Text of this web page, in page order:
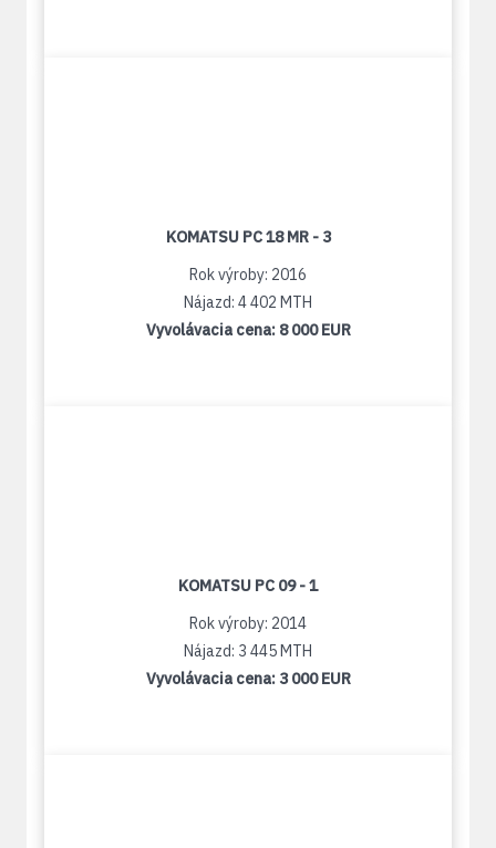
KOMATSU PC 18 MR - 3
Rok výroby: 2016
Nájazd: 4 402 MTH
Vyvolávacia cena: 8 000 EUR
KOMATSU PC 09 - 1
Rok výroby: 2014
Nájazd: 3 445 MTH
Vyvolávacia cena: 3 000 EUR